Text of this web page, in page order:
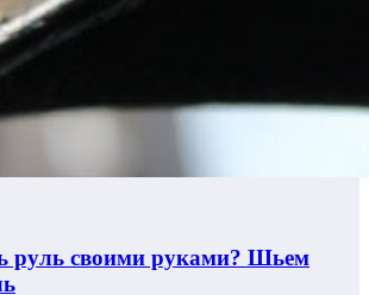
руль своими руками? Шьем